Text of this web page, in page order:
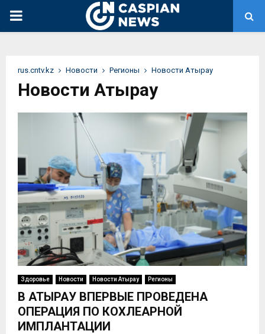
PRIMARY
rus.cntv.kz Новости Регионы Новости Атырау
Новости Атырау
Здоровье Новости Новости Атырау Регионы
В АТЫРАУ ВПЕРВЫЕ ПРОВЕДЕНА
ОПЕРАЦИЯ ПО КОХЛЕАРНОЙ
ИМПЛАНТАЦИИ